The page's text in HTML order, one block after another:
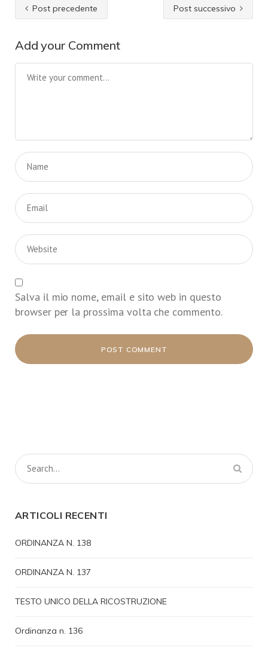
Post precedente Post successivo
Add your Comment
Salva il mio nome, email e sito web in questo
browser per la prossima volta che commento.
ARTICOLI RECENTI
ORDINANZA N. 138
ORDINANZA N. 137
TESTO UNICO DELLA RICOSTRUZIONE
Ordinanza n. 136